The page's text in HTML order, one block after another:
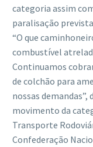
categoria assim
paralisação
“O que
combustível
Continuamos
de colchão para
nossas
movimento da
Transporte
Confederação